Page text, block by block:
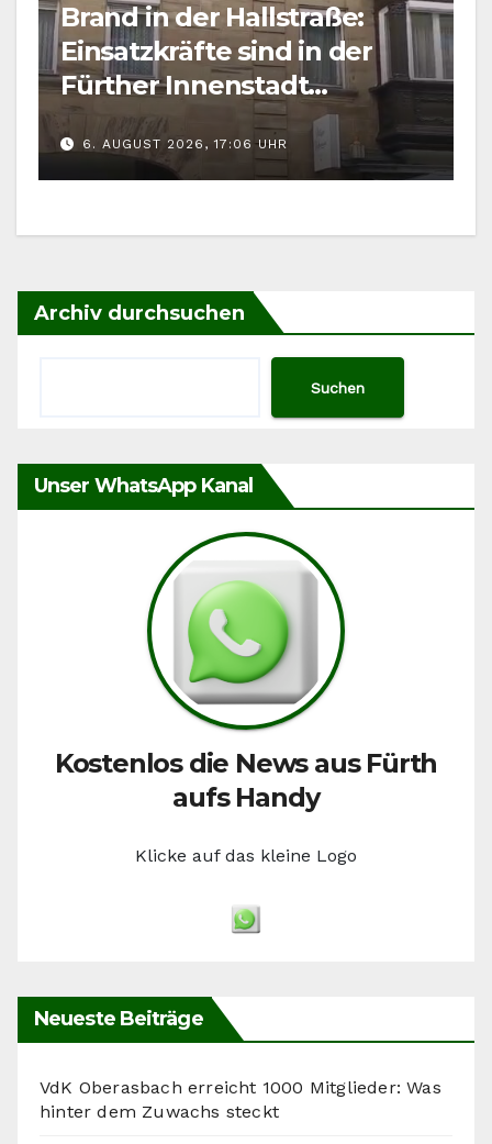
Brand in der Hallstraße:
Einsatzkräfte sind in der
Fürther Innenstadt
gefordert
6. AUGUST 2026, 17:06 UHR
Archiv durchsuchen
Suchen
Unser WhatsApp Kanal
Kostenlos die News aus Fürth
aufs Handy
Klicke auf das kleine Logo
Neueste Beiträge
VdK Oberasbach erreicht 1000 Mitglieder: Was
hinter dem Zuwachs steckt